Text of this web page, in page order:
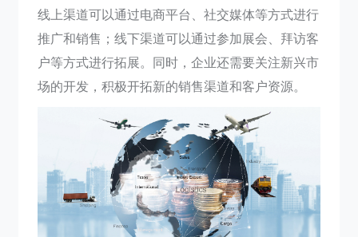
线上渠道可以通过电商平台、社交媒体等方式进行
推广和销售；线下渠道可以通过参加展会、拜访客
户等方式进行拓展。同时，企业还需要关注新兴市
场的开发，积极开拓新的销售渠道和客户资源。